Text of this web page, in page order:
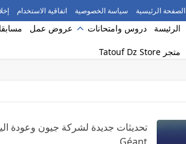
الصفحة الرئيسية سياسة الخصوصية اتفاقية الاستخدام
الرئيسة دروس وامتحانات عروض عمل
متجر Tatouf Dz Store